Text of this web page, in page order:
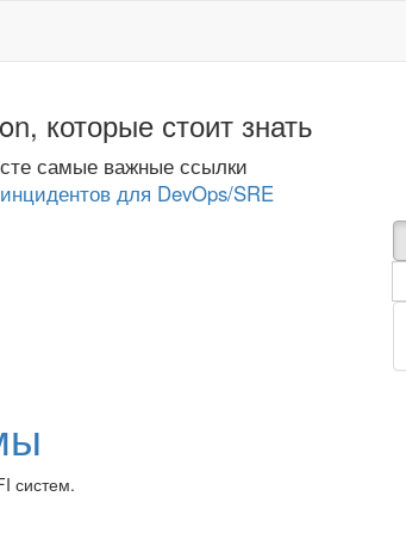
которые стоит знать
самые важные ссылки
для DevOps/SRE
систем.